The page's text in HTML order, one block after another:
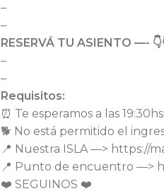
–
–
RESERVÁ TU ASIENTO —-
–
–
Requisitos:
⏰ Te esperamos a las
🐕 No está permitido el
📍 Nuestra ISLA —> https://
📍 Punto de encuentro —>
❤️ SEGUINOS ❤️